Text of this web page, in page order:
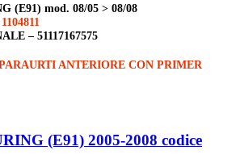
(E91) mod. 08/05 > 08/08
1104811
– 51117167575
ANTERIORE CON PRIMER
(E91) 2005-2008 codice